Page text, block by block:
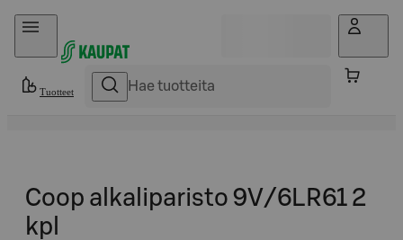
Hyppää sisältöön
Tuotteet
Coop alkaliparisto 9V/6LR61 2
kpl